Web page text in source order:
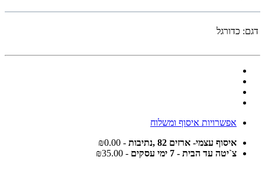
דגם: כדורגל
אפשרויות איסוף ומשלוח
איסוף עצמי- ארזים 82 ,נתיבות
- ₪0.00
צ`יטה עד הבית - 7 ימי עסקים
- ₪35.00